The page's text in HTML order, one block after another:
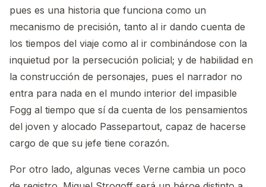
pues es una historia que funciona como un
mecanismo de precisión, tanto al ir dando cuenta de
los tiempos del viaje como al ir combinándose con la
inquietud por la persecución policial; y de habilidad en
la construcción de personajes, pues el narrador no
entra para nada en el mundo interior del impasible
Fogg al tiempo que sí da cuenta de los pensamientos
del joven y alocado Passepartout, capaz de hacerse
cargo de que su jefe tiene corazón.
Por otro lado, algunas veces Verne cambia un poco